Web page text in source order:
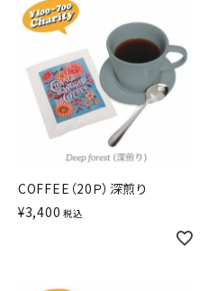
COFFEE（20Ｐ）深煎り
¥3,400 税込